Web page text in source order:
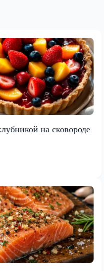
на сковороде